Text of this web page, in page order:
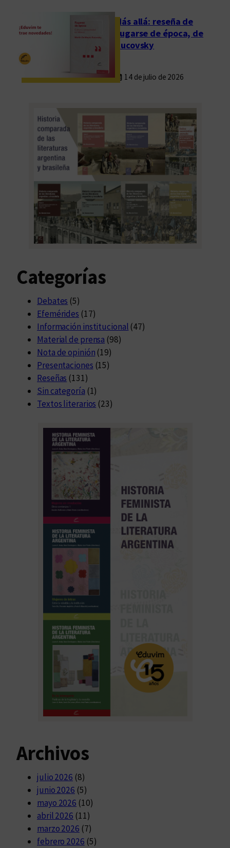
Más allá: reseña de
Fugarse de época, de
Rucovsky
14 de julio de 2026
Categorías
Debates (5)
Efemérides (17)
Información institucional (47)
Material de prensa (98)
Nota de opinión (19)
Presentaciones (15)
Reseñas (131)
Sin categoría (1)
Textos literarios (23)
Archivos
julio 2026 (8)
junio 2026 (5)
mayo 2026 (10)
abril 2026 (11)
marzo 2026 (7)
febrero 2026 (5)